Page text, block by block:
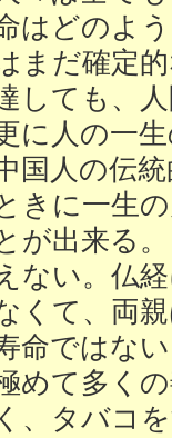
はどのよ
まだ確定
しても、
に人の一
国人の伝
きに一生
が出来る
ない。仏
くて、両
命ではな
めて多く
く、タバコ